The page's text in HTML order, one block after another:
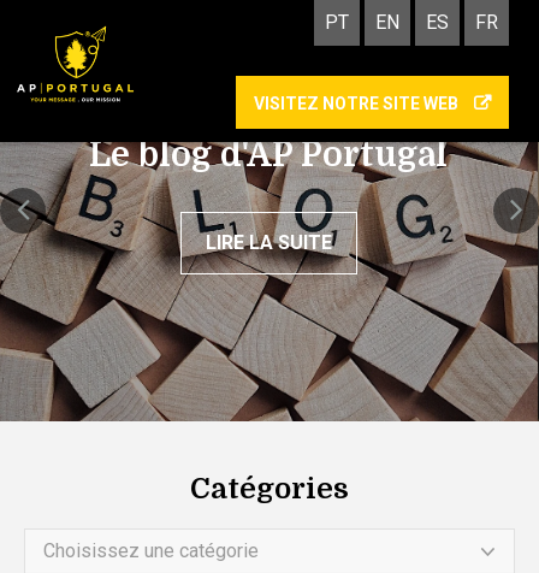
PT EN ES FR
VISITEZ NOTRE SITE WEB
Le blog d'AP Portugal
LIRE LA SUITE
Catégories
Choisissez une catégorie